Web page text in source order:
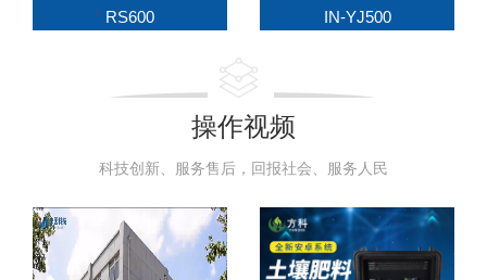
RS600
IN-YJ500
操作视频
科技创新、服务售后，回报社会、服务人民